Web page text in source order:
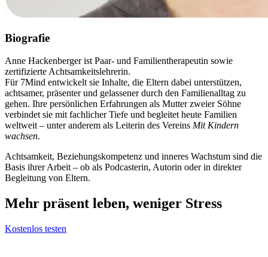
Biografie
Anne Hackenberger ist Paar- und Familientherapeutin sowie
zertifizierte Achtsamkeitslehrerin.
Für 7Mind entwickelt sie Inhalte, die Eltern dabei unterstützen,
achtsamer, präsenter und gelassener durch den Familienalltag zu
gehen. Ihre persönlichen Erfahrungen als Mutter zweier Söhne
verbindet sie mit fachlicher Tiefe und begleitet heute Familien
weltweit – unter anderem als Leiterin des Vereins Mit Kindern
wachsen.
Achtsamkeit, Beziehungskompetenz und inneres Wachstum sind die
Basis ihrer Arbeit – ob als Podcasterin, Autorin oder in direkter
Begleitung von Eltern.
Mehr präsent leben, weniger Stress
Kostenlos testen